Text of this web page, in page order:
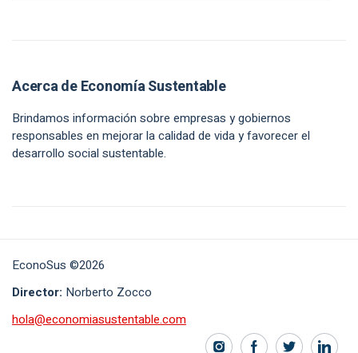
Acerca de Economía Sustentable
Brindamos información sobre empresas y gobiernos
responsables en mejorar la calidad de vida y favorecer el
desarrollo social sustentable.
EconoSus ©2026
Director: Norberto Zocco
hola@economiasustentable.com